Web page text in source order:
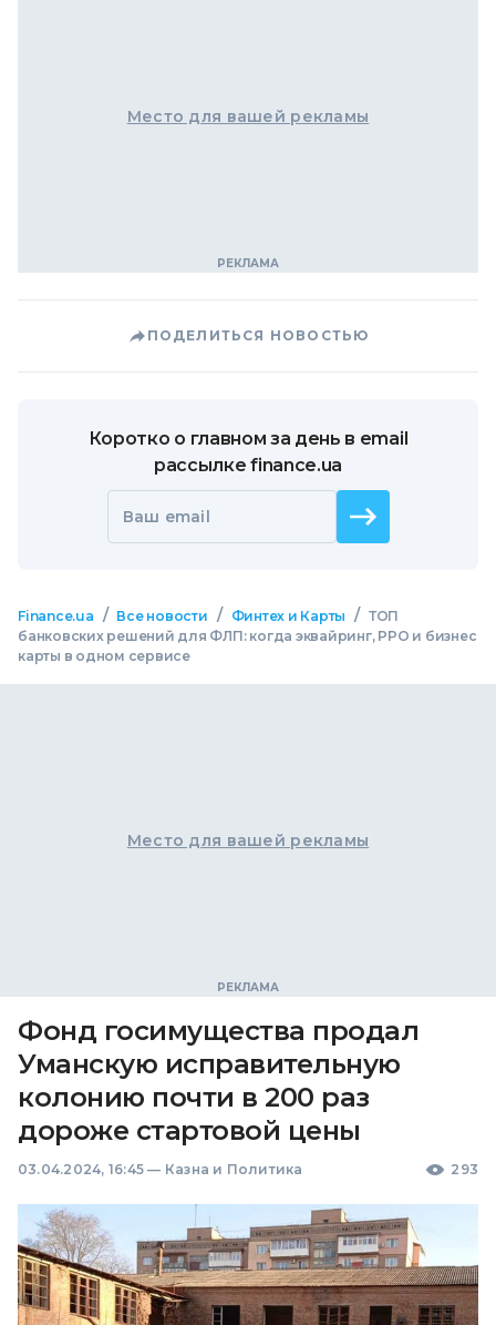
Место для вашей рекламы
ПОДЕЛИТЬСЯ НОВОСТЬЮ
Коротко о главном за день в email
рассылке finance.ua
Ваш email
Finance.ua / Все новости / Финтех и Карты / ТОП
банковских решений для ФЛП: когда эквайринг, РРО и бизнес
карты в одном сервисе
Место для вашей рекламы
Фонд госимущества продал
Уманскую исправительную
колонию почти в 200 раз
дороже стартовой цены
03.04.2024, 16:45 — Казна и Политика 293